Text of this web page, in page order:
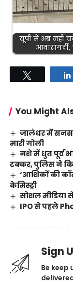
यूपी में अब नहीं
आवारागर्दी,
You Might
जालंधर में
मारी गोली
नशे में धुत पूर्व
टक्कर, पुलिस ने
‘आशिकों की
केमिस्ट्री
सोशल मीडिया
IPO से पहले
Sign
Be keep